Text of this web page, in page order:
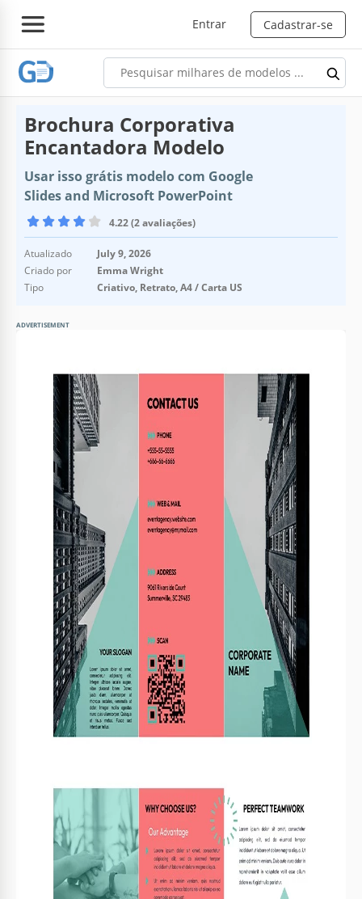
Entrar Cadastrar-se
Brochura Corporativa
Encantadora Modelo
Usar isso grátis modelo com Google
Slides and Microsoft PowerPoint
4.22 (2 avaliações)
Atualizado
July 9, 2026
Criado por
Emma Wright
Tipo
Criativo, Retrato, A4 / Carta US
ADVERTISEMENT